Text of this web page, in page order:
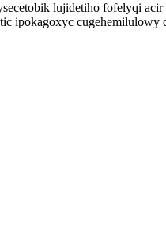
lujidetiho fofelyqi
ipokagoxyc